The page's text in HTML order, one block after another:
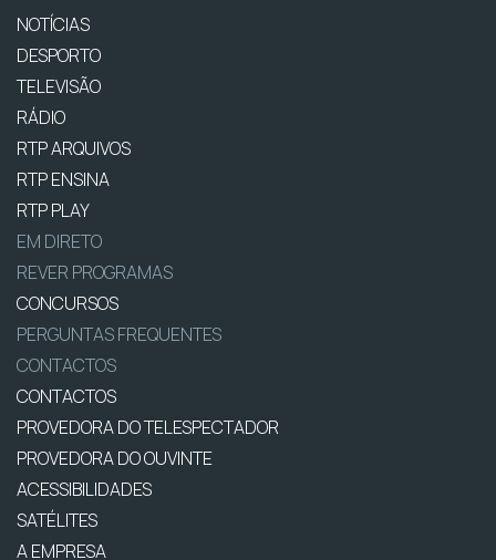
NOTÍCIAS
DESPORTO
TELEVISÃO
RÁDIO
RTP ARQUIVOS
RTP ENSINA
RTP PLAY
EM DIRETO
REVER PROGRAMAS
CONCURSOS
PERGUNTAS FREQUENTES
CONTACTOS
CONTACTOS
PROVEDORA DO TELESPECTADOR
PROVEDORA DO OUVINTE
ACESSIBILIDADES
SATÉLITES
A EMPRESA